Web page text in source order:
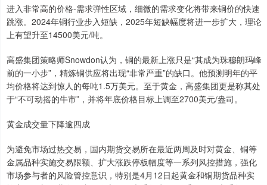
进入非常高的价格-需求弹性区域，细微的需求变化将带来铜价的快速
跳涨。2024年铜行业步入短缺，2025年短缺幅度将进一步扩大，理论
上有望升至14500美元/吨。
高盛集团策略师Snowdon认为，铜的最新上涨只是“其成为珠穆朗玛峰
前的一小步”，精炼铜供应将出现“非常严重”的缺口。他预测明年的平
均价格将达到惊人的每吨1.5万美元。至于黄金，高盛集团更是称其处
于“不可动摇的牛市”，并将年底价格目标上调至2700美元/盎司。
黄金成交量下降逾四成
为避免市场过热交易，国内期货交易所在最近两周及时对黄金、铜等
金属品种实施交易限额、扩大涨跌停板幅度等一系列风控措施，强化
市场参与者的风险管控意识，特别是4月12日起黄金和铜期货品种实